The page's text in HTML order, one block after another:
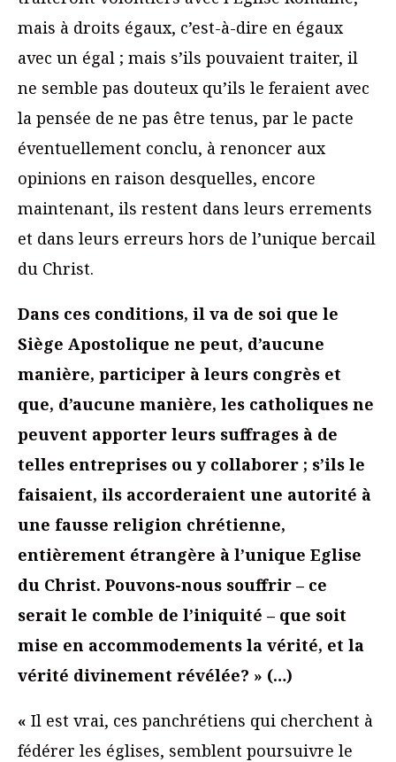
mais à droits égaux, c’est-à-dire en égaux
avec un égal ; mais s’ils pouvaient traiter, il
ne semble pas douteux qu’ils le feraient avec
la pensée de ne pas être tenus, par le pacte
éventuellement conclu, à renoncer aux
opinions en raison desquelles, encore
maintenant, ils restent dans leurs errements
et dans leurs erreurs hors de l’unique bercail
du Christ.
Dans ces conditions, il va de soi que le
Siège Apostolique ne peut, d’aucune
manière, participer à leurs congrès et
que, d’aucune manière, les catholiques ne
peuvent apporter leurs suffrages à de
telles entreprises ou y collaborer ; s’ils le
faisaient, ils accorderaient une autorité à
une fausse religion chrétienne,
entièrement étrangère à l’unique Eglise
du Christ. Pouvons-nous souffrir – ce
serait le comble de l’iniquité – que soit
mise en accommodements la vérité, et la
vérité divinement révélée? » (…)
« Il est vrai, ces panchrétiens qui cherchent à
fédérer les églises, semblent poursuivre le